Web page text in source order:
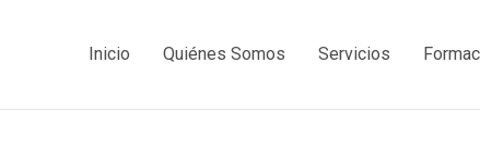
Inicio Quiénes Somos Servicios